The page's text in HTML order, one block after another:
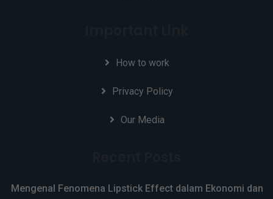
How to work
Privacy Policy
Our Media
Mengenal Fenomena Lipstick Effect dalam Ekonomi dan